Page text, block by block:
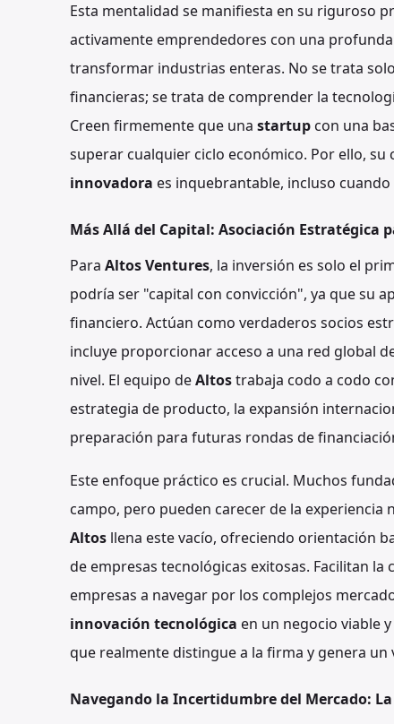
Esta mentalidad se manifiesta en su riguroso
activamente emprendedores con una
transformar industrias enteras. No se trata
financieras; se trata de comprender la
Creen firmemente que una startup con una
superar cualquier ciclo económico. Por ello, su
innovadora es inquebrantable, incluso
Más Allá del Capital: Asociación Estratégica
Para Altos Ventures, la inversión es solo el
podría ser "capital con convicción", ya que su
financiero. Actúan como verdaderos socios
incluye proporcionar acceso a una red global
nivel. El equipo deAltostrabaja codo a codo
estrategia de producto, la expansión
preparación para futuras rondas de
Este enfoque práctico es crucial. Muchos
campo, pero pueden carecer de la
Altos llena este vacío, ofreciendo orientación
de empresas tecnológicas exitosas. Facilitan
empresas a navegar por los complejos
innovación tecnológica en un negocio viable
que realmente distingue a la firma y genera
Navegando la Incertidumbre del Mercado: